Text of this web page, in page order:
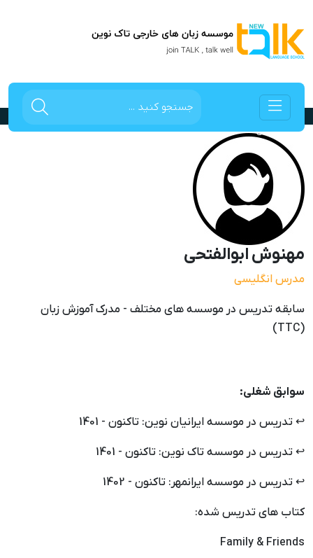
مهنوش ابوالفتحی
صفحه اصلی کادر اداری مهنوش ابوالفتحی
مهنوش ابوالفتحی
مدرس انگلیسی
سابقه تدریس در موسسه های مختلف - مدرک آموزش زبان
(TTC)
سوابق شغلی:
↩ تدریس در موسسه ایرانیان نوین: تاکنون - 1401
↩ تدریس در موسسه تاک نوین: تاکنون - 1401
↩ تدریس در موسسه ایرانمهر: تاکنون - 1402
کتاب های تدریس شده:
Family & Friends